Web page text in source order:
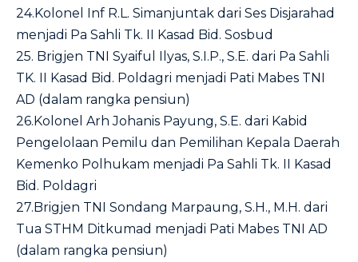
24.Kolonel Inf R.L. Simanjuntak dari Ses Disjarahad
menjadi Pa Sahli Tk. II Kasad Bid. Sosbud
25. Brigjen TNI Syaiful Ilyas, S.I.P., S.E. dari Pa Sahli
TK. II Kasad Bid. Poldagri menjadi Pati Mabes TNI
AD (dalam rangka pensiun)
26.Kolonel Arh Johanis Payung, S.E. dari Kabid
Pengelolaan Pemilu dan Pemilihan Kepala Daerah
Kemenko Polhukam menjadi Pa Sahli Tk. II Kasad
Bid. Poldagri
27.Brigjen TNI Sondang Marpaung, S.H., M.H. dari
Tua STHM Ditkumad menjadi Pati Mabes TNI AD
(dalam rangka pensiun)